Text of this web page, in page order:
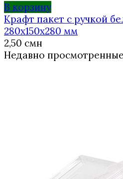
В корзину
Крафт пакет с ручкой
280х150х280 мм
2,50 смн
Недавно